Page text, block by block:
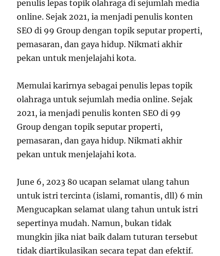
penulis lepas topik olahraga di sejumlah media
online. Sejak 2021, ia menjadi penulis konten
SEO di 99 Group dengan topik seputar properti,
pemasaran, dan gaya hidup. Nikmati akhir
pekan untuk menjelajahi kota.
Memulai karirnya sebagai penulis lepas topik
olahraga untuk sejumlah media online. Sejak
2021, ia menjadi penulis konten SEO di 99
Group dengan topik seputar properti,
pemasaran, dan gaya hidup. Nikmati akhir
pekan untuk menjelajahi kota.
June 6, 2023 80 ucapan selamat ulang tahun
untuk istri tercinta (islami, romantis, dll) 6 min
Mengucapkan selamat ulang tahun untuk istri
sepertinya mudah. Namun, bukan tidak
mungkin jika niat baik dalam tuturan tersebut
tidak diartikulasikan secara tepat dan efektif.